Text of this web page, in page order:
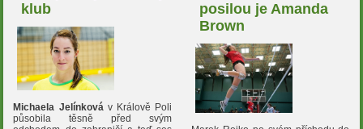
klub
Michaela Jelínkováv Králově Poli
působila těsně před svým
posilou je Amanda
Brown